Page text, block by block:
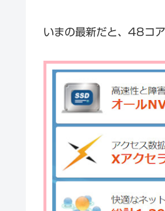
いまの最新だと、48コ